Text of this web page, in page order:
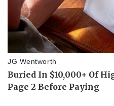
Làm đẹp - giảm cân
Phòng mạch online
Ăn sạch sống khỏe